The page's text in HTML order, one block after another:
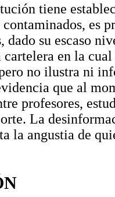
tiene
es
dado su escaso
cartelera en la
no ilustra ni
que al
profesores,
La
la angustia de